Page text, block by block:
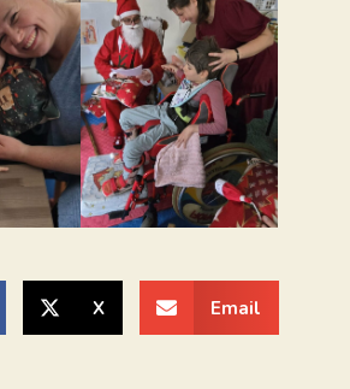
X Email